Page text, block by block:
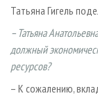
ИНСТРУМЕНТ
Татьяна Гигель
– Татьяна
должный
ресурсов?
– К сожалению,